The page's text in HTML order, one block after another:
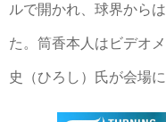
ルで開かれ、球界から
た。筒香本人はビデオ
史（ひろし）氏が会場に